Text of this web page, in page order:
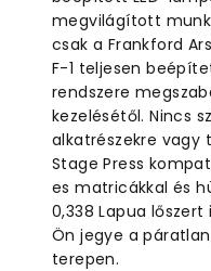
megvilágított
csak a Frankford
F-1 teljesen
rendszere
kezelésétől. Nincs
alkatrészekre vagy
Stage Press
es matricákkal és
0,338 Lapua lőszert
Ön jegye a
terepen.